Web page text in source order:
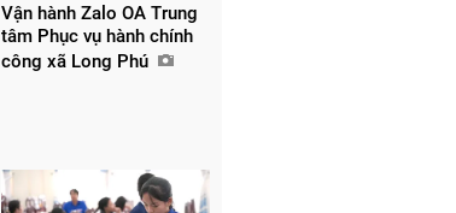
Vận hành Zalo OA Trung
tâm Phục vụ hành chính
công xã Long Phú